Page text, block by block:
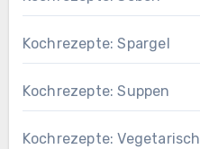
Kochrezepte: Spargel
Kochrezepte: Suppen
Kochrezepte: Vegetarisch